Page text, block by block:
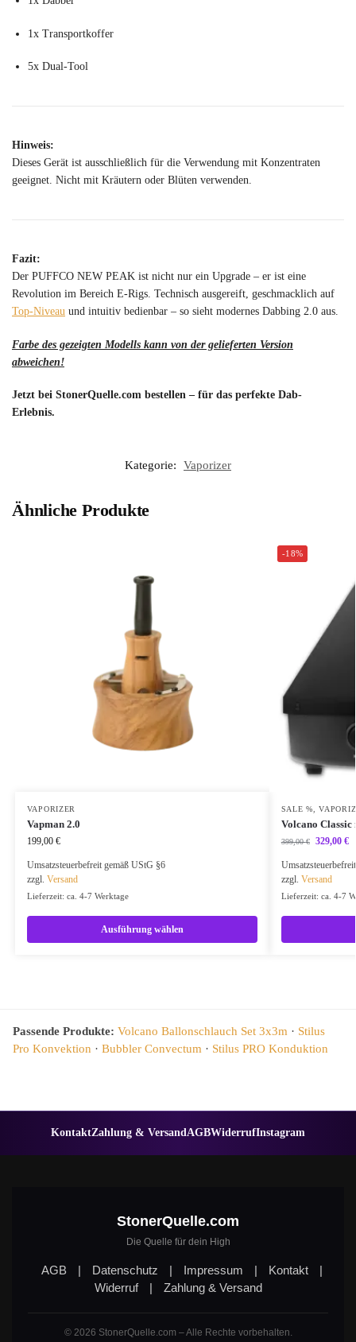
1x Transportkoffer
5x Dual-Tool
Hinweis:
Dieses Gerät ist ausschließlich für die Verwendung mit Konzentraten
geeignet. Nicht mit Kräutern oder Blüten verwenden.
Fazit:
Der PUFFCO NEW PEAK ist nicht nur ein Upgrade – er ist eine
Revolution im Bereich E-Rigs. Technisch ausgereift, geschmacklich auf
Top-Niveau und intuitiv bedienbar – so sieht modernes Dabbing 2.0 aus.
Farbe des gezeigten Modells kann von der gelieferten Version
abweichen!
Jetzt bei StonerQuelle.com bestellen – für das perfekte Dab-
Erlebnis.
Kategorie: Vaporizer
Ähnliche Produkte
VAPORIZER
Vapman 2.0
199,00 €
Umsatzsteuerbefreit gemäß UStG §6
zzgl. Versand
Lieferzeit: ca. 4-7 Werktage
Ausführung wählen
-18%
SALE % ,
Volcano Classic
399,00€ 329,00 €
zzgl. Versand
Lieferzeit: ca. 4-7
Passende Produkte: Volcano Ballonschlauch Set 3x3m · Stilus
Pro Konvektion · Bubbler Convectum · Stilus PRO Konduktion
KontaktZahlung & VersandAGBWiderrufInstagram
StonerQuelle.com
Die Quelle für dein High
AGB | Datenschutz | Impressum | Kontakt
|
Widerruf
| Zahlung & Versand
© 2026 StonerQuelle.com – Alle Rechte vorbehalten.